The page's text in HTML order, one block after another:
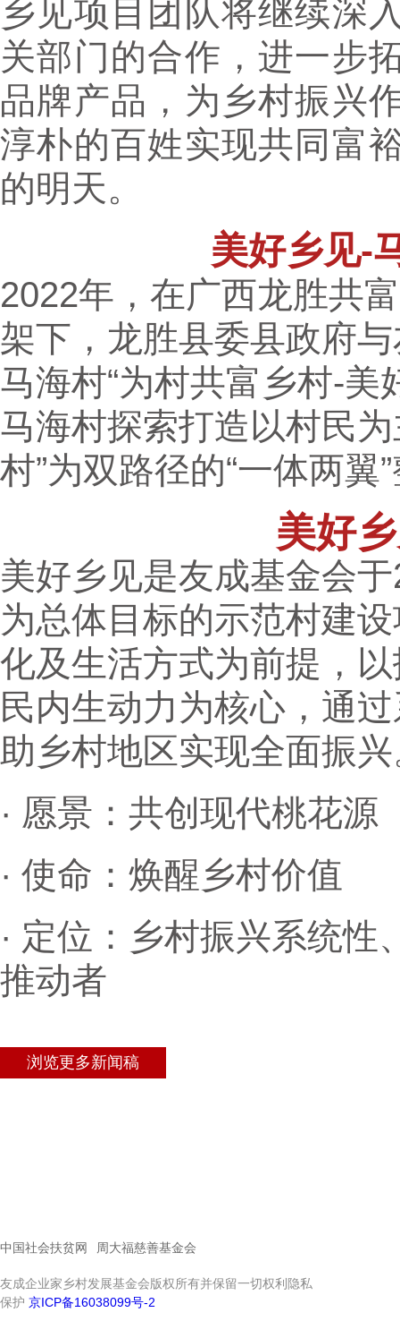
乡见项目团队将继续深
关部门的合作，进一步
品牌产品，为乡村振兴
淳朴的百姓实现共同富
的明天。
美好乡见-
2022年，在广西龙胜共
架下，龙胜县委县政府
马海村“为村共富乡村-美
马海村探索打造以村民
村”为双路径的“一体两
美好
美好乡见是友成基金会
为总体目标的示范村建
化及生活方式为前提，
民内生动力为核心，通
助乡村地区实现全面振
· 愿景：共创现代桃花源
· 使命：焕醒乡村价值
· 定位：乡村振兴系统
推动者
浏览更多新闻稿
中国社会扶贫网 周大福慈善基金会
友成企业家乡村发展基金会版权所有并保留一切权利隐私
保护 京ICP备16038099号-2